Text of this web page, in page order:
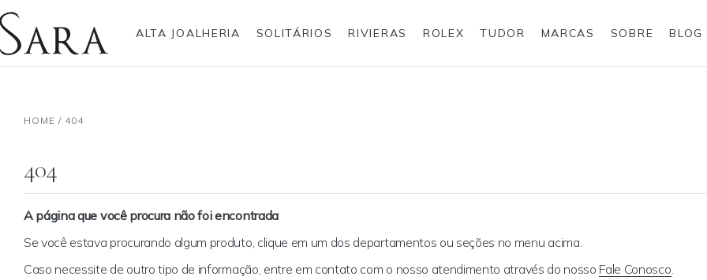
ALTA JOALHERIA SOLITÁRIOS RIVIERAS MARCAS
Panerai
Tudor
TAG Heuer
SOBRE
ROLEX TUDOR BLOG
HOME / 404
404
A página que você procura não foi encontrada
Se você estava procurando algum produto, clique em um dos departamentos ou seções no menu acima.
Caso necessite de outro tipo de informação, entre em contato com o nosso atendimento através do nosso Fale Conosco.